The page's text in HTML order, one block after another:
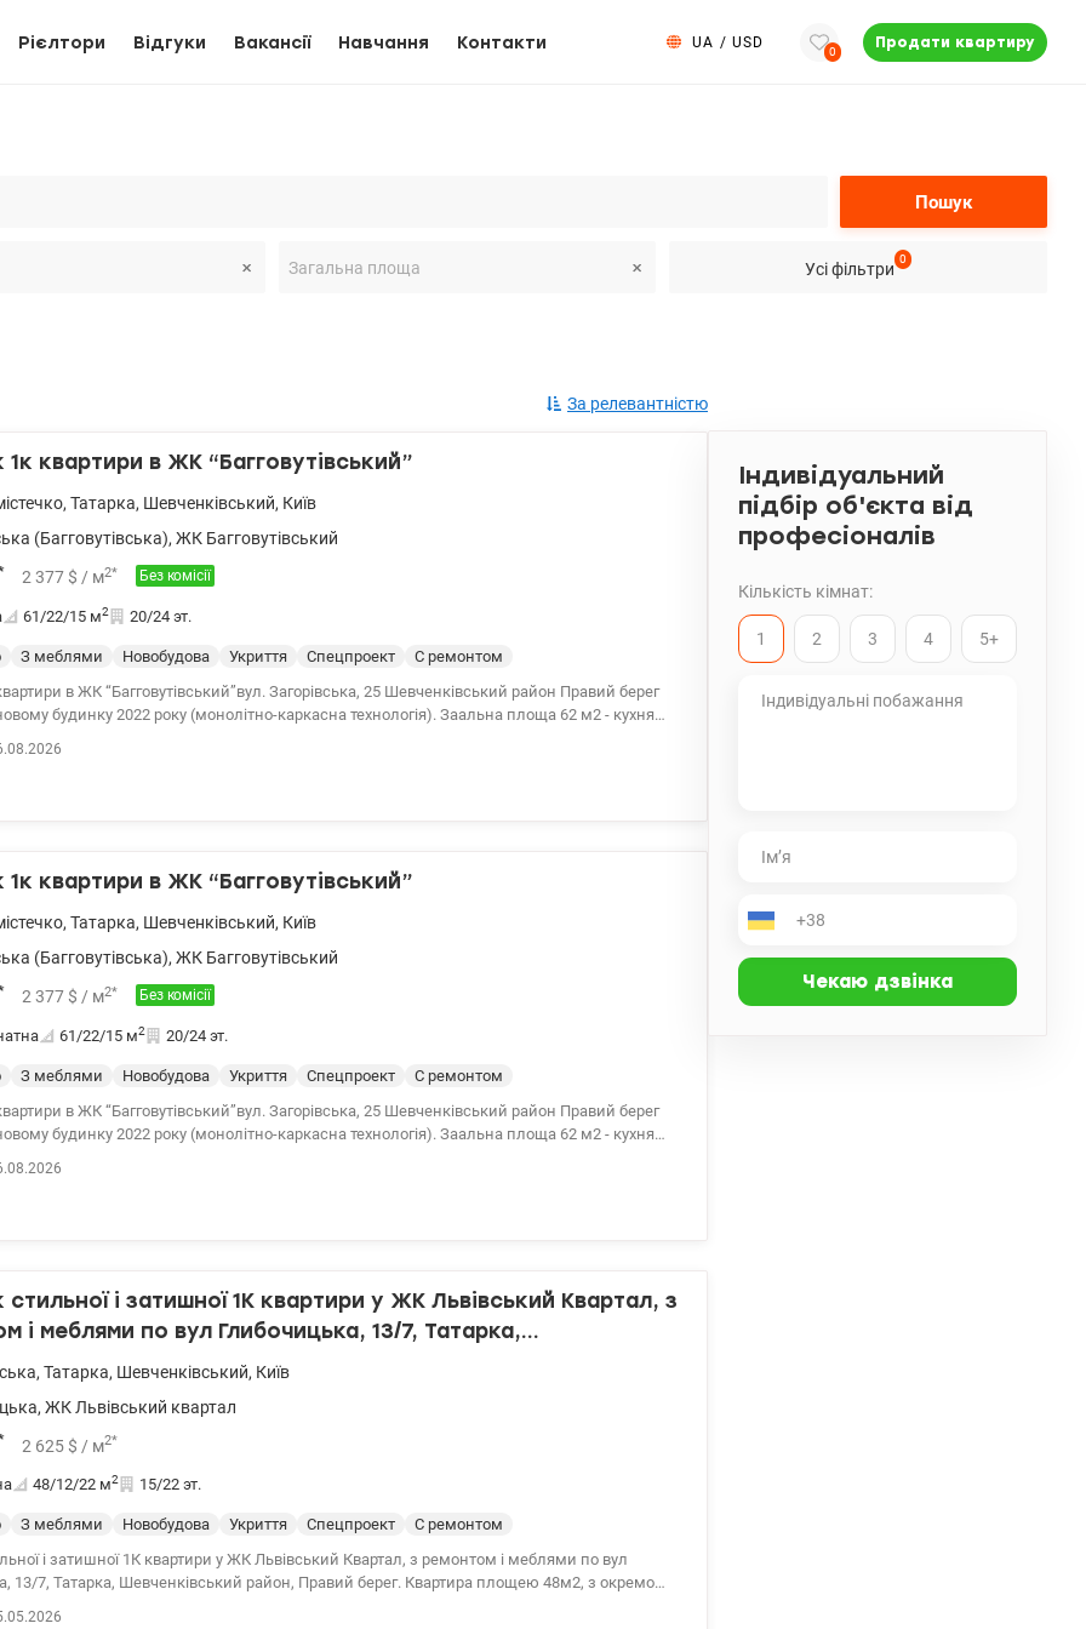
Рієлтори Відгуки Вакансії Навчання Контакти UA / USD
0
Продати квартиру
Пошук
Усі фільтри
0
За релевантністю
квартири в ЖК “Багговутівський”
, Татарка, Шевченківський, Київ
(Багговутівська), ЖК Багговутівський
2 377 $ / м2* Без комісії
61/22/15 м2 20/24 эт.
З меблями Новобудова Укриття Спецпроект
С ремонтом
в ЖК “Багговутівський”вул. Загорівська, 25 Шевченківський район Правий берег
будинку 2022 року (монолітно-каркасна технологія). Заальна площа 62 м2 - кухня
Ціна 145000 у.о. Без комісії. Заріцька Анастасія тел. 099 446 35 99
квартири в ЖК “Багговутівський”
, Татарка, Шевченківський, Київ
(Багговутівська), ЖК Багговутівський
2 377 $ / м2* Без комісії
61/22/15 м2 20/24 эт.
З меблями Новобудова Укриття Спецпроект
С ремонтом
в ЖК “Багговутівський”вул. Загорівська, 25 Шевченківський район Правий берег
будинку 2022 року (монолітно-каркасна технологія). Заальна площа 62 м2 - кухня
Ціна 145000 у.о. Без комісії. Заріцька Анастасія тел. 099 446 35 99
і затишної 1К квартири у ЖК Львівський Квартал, з
і меблями по вул Глибочицька, 13/7, Татарка,
район, Правий берег.
, Татарка, Шевченківський, Київ
, ЖК Львівський квартал
2 625 $ / м2*
48/12/22 м2 15/22 эт.
З меблями Новобудова Укриття Спецпроект
С ремонтом
і затишної 1К квартири у ЖК Львівський Квартал, з ремонтом і меблями по вул
13/7, Татарка, Шевченківський район, Правий берег. Квартира площею 48м2, з окремою
Індивідуальний
підбір об'єкта від
професіоналів
Кількість кімнат:
1 2 3 4 5+